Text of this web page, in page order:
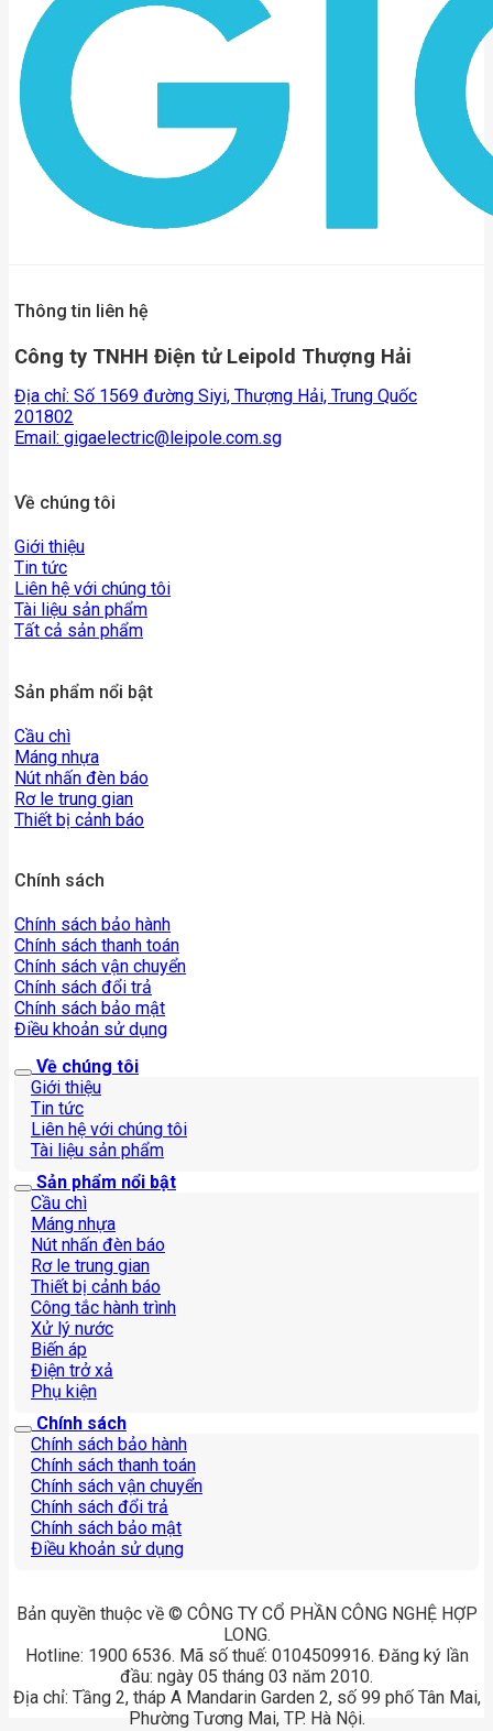
Thông tin liên hệ
Công ty TNHH Điện tử Leipold Thượng Hải
Địa chỉ: Số 1569 đường Siyi, Thượng Hải, Trung Quốc
201802
Email: gigaelectric@leipole.com.sg
Về chúng tôi
Giới thiệu
Tin tức
Liên hệ với chúng tôi
Tài liệu sản phẩm
Tất cả sản phẩm
Sản phẩm nổi bật
Cầu chì
Máng nhựa
Nút nhấn đèn báo
Rơ le trung gian
Thiết bị cảnh báo
Chính sách
Chính sách bảo hành
Chính sách thanh toán
Chính sách vận chuyển
Chính sách đổi trả
Chính sách bảo mật
Điều khoản sử dụng
Về chúng tôi
Giới thiệu
Tin tức
Liên hệ với chúng tôi
Tài liệu sản phẩm
Sản phẩm nổi bật
Cầu chì
Máng nhựa
Nút nhấn đèn báo
Rơ le trung gian
Thiết bị cảnh báo
Công tắc hành trình
Xử lý nước
Biến áp
Điện trở xả
Phụ kiện
Chính sách
Chính sách bảo hành
Chính sách thanh toán
Chính sách vận chuyển
Chính sách đổi trả
Chính sách bảo mật
Điều khoản sử dụng
Bản quyền thuộc về © CÔNG TY CỔ PHẦN CÔNG NGHỆ HỢP
LONG.
Hotline: 1900 6536. Mã số thuế: 0104509916. Đăng ký lần
đầu: ngày 05 tháng 03 năm 2010.
Địa chỉ: Tầng 2, tháp A Mandarin Garden 2, số 99 phố Tân Mai,
Phường Tương Mai, TP. Hà Nội.